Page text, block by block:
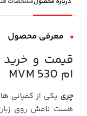
معرفی محصول
قیمت و خرید
ام MVM 530
چری یکی از کمپانی
هست نامش روی زبان